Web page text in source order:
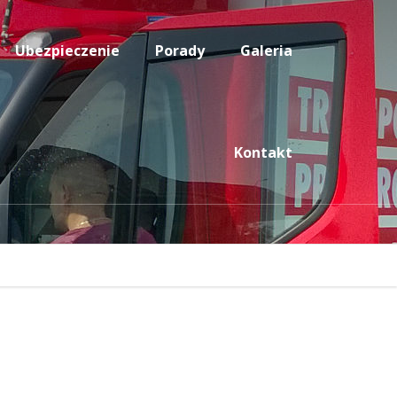
Ubezpieczenie Porady Galeria
Kontakt